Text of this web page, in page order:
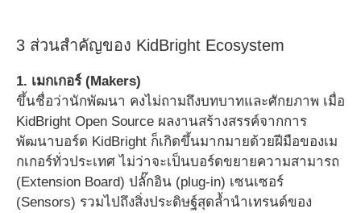
3 ส่วนสำคัญของ KidBright Ecosystem
1. เมกเกอร์ (Makers)
ขึ้นชื่อว่านักพัฒนา คงไม่ถามถึงบทบาทและศักยภาพ เมื่อ
KidBright Open Source ผลงานสร้างสรรค์จากการ
พัฒนาบอร์ด KidBright ก็เกิดขึ้นมากมายด้วยฝีมือของเม
กเกอร์ทั่วประเทศ ไม่ว่าจะเป็นบอร์ดขยายความสามารถ
(Extension Board) ปลั๊กอิน (plug-in) เซนเซอร์
(Sensors) รวมไปถึงสิ่งประดิษฐ์สุดล้ำนำเทรนด์ของ